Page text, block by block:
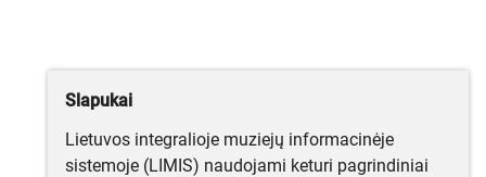
Slapukai
Lietuvos integralioje muziejų informacinėje
sistemoje (LIMIS) naudojami keturi pagrindiniai